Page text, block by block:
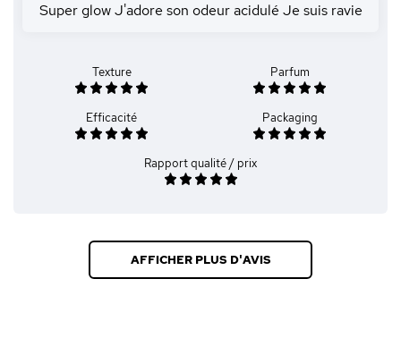
Super glow J'adore son odeur acidulé Je suis ravie
Texture Parfum
Efficacité Packaging
Rapport qualité / prix
AFFICHER PLUS D'AVIS